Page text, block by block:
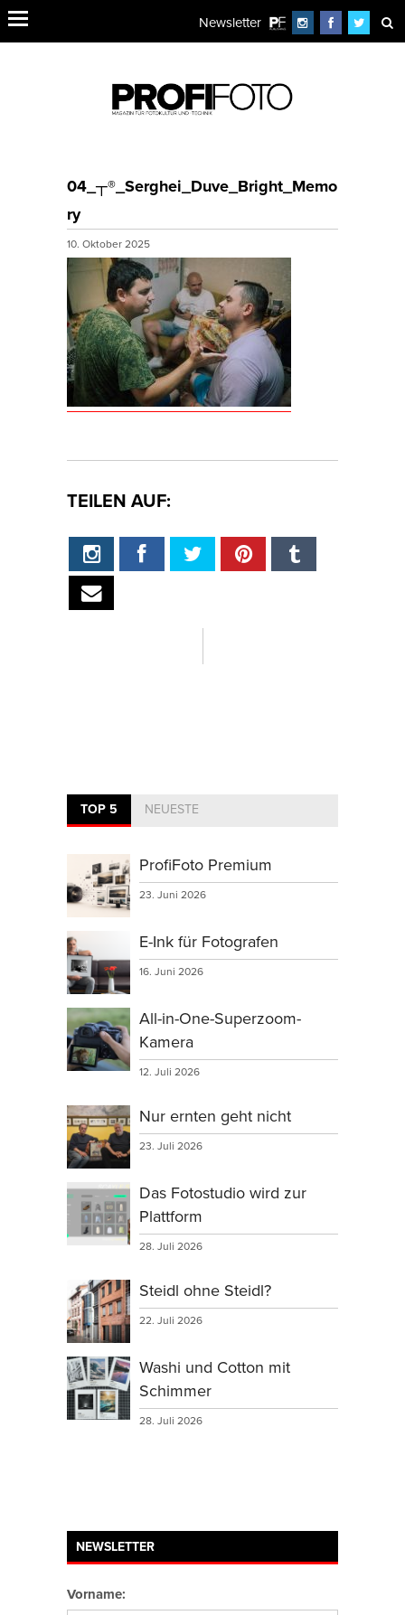
Newsletter
04_┬®_Serghei_Duve_Bright_Memo
ry
10. Oktober 2025
TEILEN AUF:
TOP 5 NEUESTE
ProfiFoto Premium
23. Juni 2026
E-Ink für Fotografen
16. Juni 2026
All-in-One-Superzoom-
Kamera
12. Juli 2026
Nur ernten geht nicht
23. Juli 2026
Das Fotostudio wird zur
Plattform
28. Juli 2026
Steidl ohne Steidl?
22. Juli 2026
Washi und Cotton mit
Schimmer
28. Juli 2026
NEWSLETTER
Vorname: